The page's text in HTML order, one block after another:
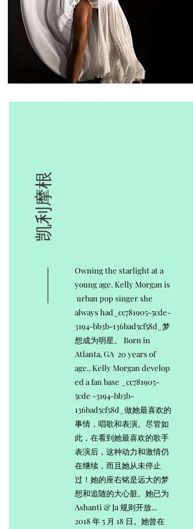
凯利摩根
Owning the starlight at a
young age. Kelly Morgan is
urban pop singer she
always had_cc781905-5cde-
3194-bb3b-136bad5cf58d_梦
想成为明星。 Born in
Atlanta, GA 20 years of
age.. Kelly Morgan develop
ed a fan base _cc781905-
5cde -3194-bb3b-
136bad5cf58d_做她最喜欢的
事情，唱歌和表演。尽管如
此，在看到她最喜欢的歌手
表演后，这种动力和激情仍
在继续，而且她从未停止
过！她的座右铭是远大的梦
想和追随的大心脏。她已为
Ashanti & Ja 规则开放...
2018 年 5 月 18 日。她曾在